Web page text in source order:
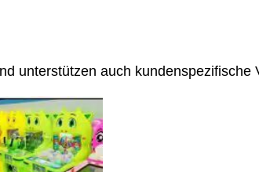
unterstützen auch kundenspezifische